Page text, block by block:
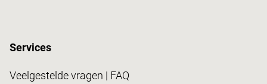
Services
Veelgestelde vragen | FAQ